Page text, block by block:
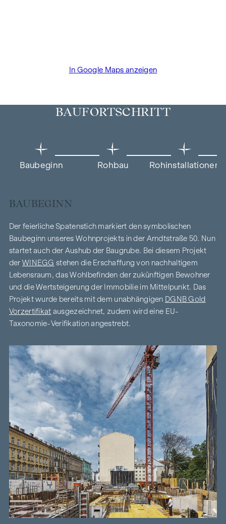
In Google Maps anzeigen
BAUFORTSCHRITT
Baubeginn Rohbau Rohinstallationen
BAUBEGINN
Der feierliche Spatenstich markiert den symbolischen
Baubeginn unseres Wohnprojekts in der Arndtstraße 50. Nun
startet auch der Aushub der Baugrube. Bei diesem Projekt
derWINEGG stehen die Erschaffung von nachhaltigem
Lebensraum, das Wohlbefinden der zukünftigen Bewohner
und die Wertsteigerung der Immobilie im Mittelpunkt. Das
Projekt wurde bereits mit dem unabhängigen DGNB Gold
Vorzertifikat ausgezeichnet, zudem wird eine EU-
Taxonomie-Verifikation angestrebt.